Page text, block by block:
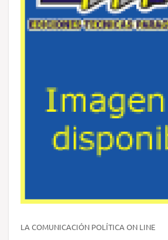
LA COMUNICACIÓN POLÍTICA ON LINE